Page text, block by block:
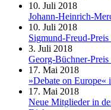
10. Juli 2018
Johann-Heinrich-
10. Juli 2018
Sigmund-Freud-
3. Juli 2018
Georg-Büchner-Preis
17. Mai 2018
»Debate on Europe«
17. Mai 2018
Neue Mitglieder in